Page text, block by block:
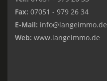
Fax: 07051 - 979 26 34
E-Mail: info@langeimmo.de
Web: www.langeimmo.de